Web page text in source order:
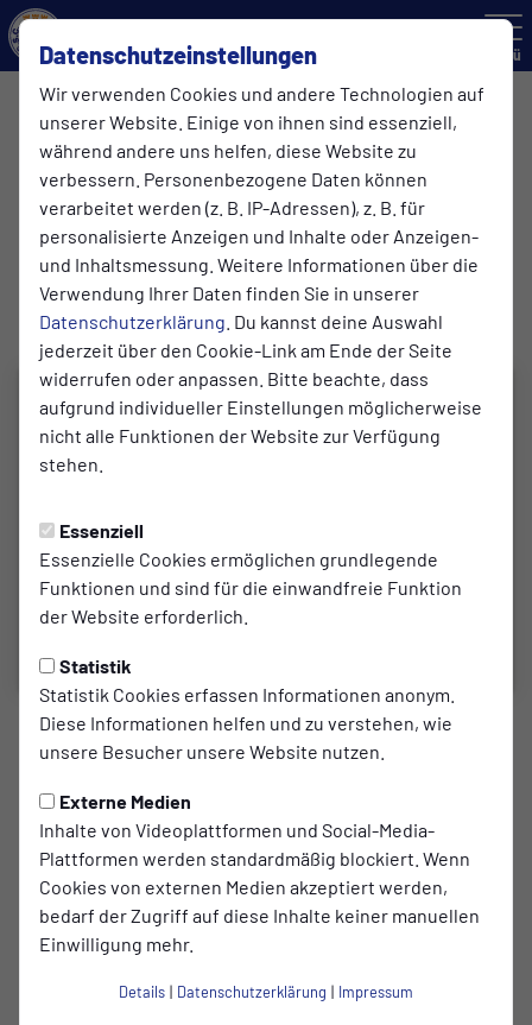
Datenschutzeinstellungen
Wir verwenden Cookies und andere Technologien auf
unserer Website. Einige von ihnen sind essenziell,
während andere uns helfen, diese Website zu
verbessern. Personenbezogene Daten können
verarbeitet werden (z. B. IP-Adressen), z. B. für
personalisierte Anzeigen und Inhalte oder Anzeigen-
und Inhaltsmessung. Weitere Informationen über die
Verwendung Ihrer Daten finden Sie in unserer
Datenschutzerklärung . Du kannst deine Auswahl
jederzeit über den Cookie-Link am Ende der Seite
widerrufen oder anpassen. Bitte beachte, dass
aufgrund individueller Einstellungen möglicherweise
nicht alle Funktionen der Website zur Verfügung
stehen.
Essenziell
Essenzielle Cookies ermöglichen grundlegende
Funktionen und sind für die einwandfreie Funktion
der Website erforderlich.
Statistik
Statistik Cookies erfassen Informationen anonym.
Diese Informationen helfen und zu verstehen, wie
unsere Besucher unsere Website nutzen.
Externe Medien
Inhalte von Videoplattformen und Social-Media-
Plattformen werden standardmäßig blockiert. Wenn
Cookies von externen Medien akzeptiert werden,
bedarf der Zugriff auf diese Inhalte keiner manuellen
Einwilligung mehr.
Details | Datenschutzerklärung | Impressum
Menü
2. Nordharzklasse Staffel 1 , 22. Spieltag
2. Mannschaft
2:1
(1:1)
Goslarer Sport Club von
1908 e.V.
2. Mannschaft
DER VEREIN
AUSWÄRTSSPIELEN
zum Artikel